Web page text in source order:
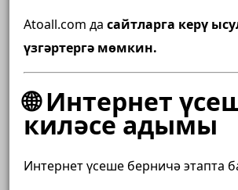
Atoall.com да сайтларга керү
үзгәртергә мөмкин.
🌐 Интернет
киләсе адымы
Интернет үсеше берничә этапта